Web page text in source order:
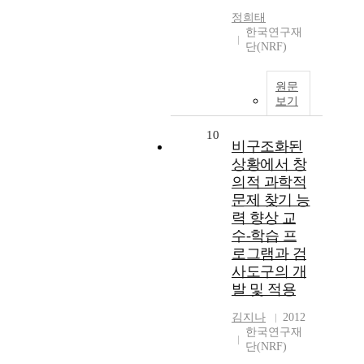
정희태
한국연구재
단(NRF)
원문
보기
10
비구조화된
상황에서 창
의적 과학적
문제 찾기 능
력 향상 교
수-학습 프
로그램과 검
사도구의 개
발 및 적용
김지나
2012
한국연구재
단(NRF)